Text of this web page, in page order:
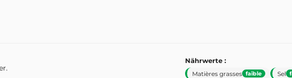
Nährwerte :
Matières grasses faible Sel